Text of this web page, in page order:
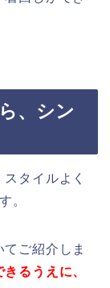
、シン
タイルよく
。
ご紹介しま
るうえに、